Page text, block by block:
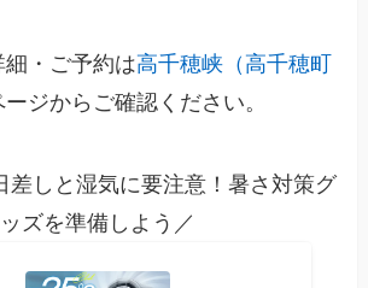
・ご予約は高千穂峡（高千穂町
ージからご確認ください。
差しと湿気に要注意！暑さ対策グ
ッズを準備しよう／